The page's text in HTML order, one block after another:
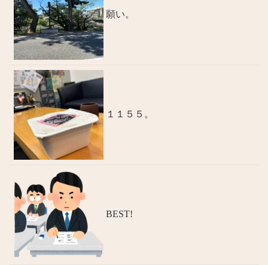
願い。
１１５５。
BEST!